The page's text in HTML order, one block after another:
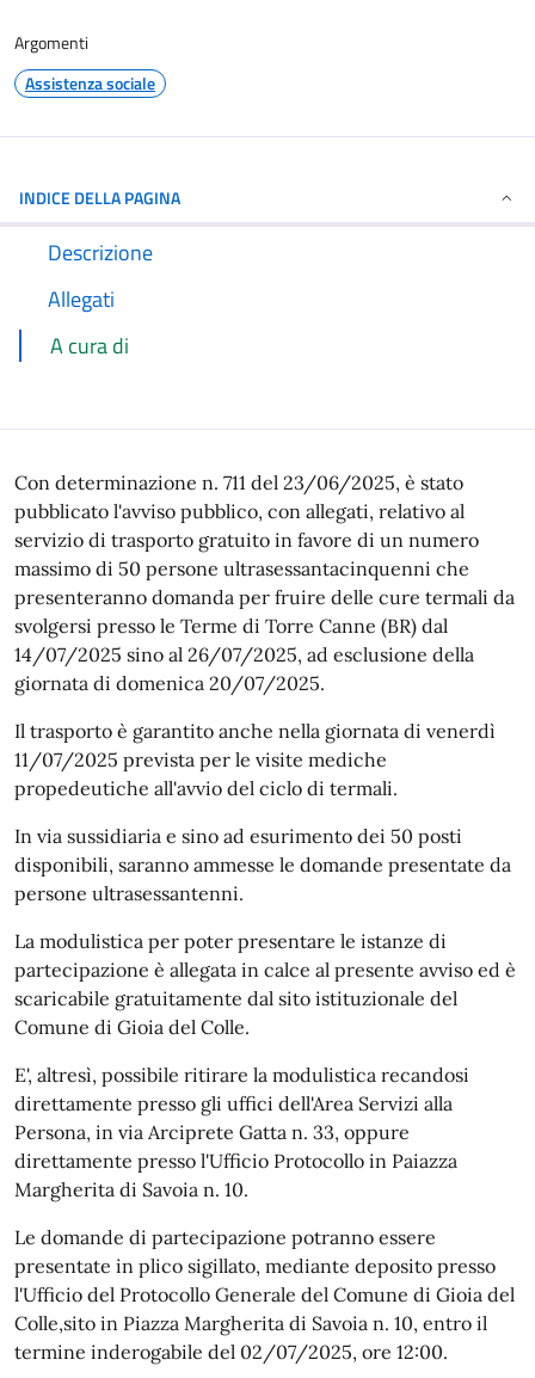
Argomenti
Assistenza sociale
INDICE DELLA PAGINA
Descrizione
Allegati
A cura di
Con determinazione n. 711 del 23/06/2025, è stato
pubblicato l'avviso pubblico, con allegati, relativo al
servizio di trasporto gratuito in favore di un numero
massimo di 50 persone ultrasessantacinquenni che
presenteranno domanda per fruire delle cure termali da
svolgersi presso le Terme di Torre Canne (BR) dal
14/07/2025 sino al 26/07/2025, ad esclusione della
giornata di domenica 20/07/2025.
Il trasporto è garantito anche nella giornata di venerdì
11/07/2025 prevista per le visite mediche
propedeutiche all'avvio del ciclo di termali.
In via sussidiaria e sino ad esurimento dei 50 posti
disponibili, saranno ammesse le domande presentate da
persone ultrasessantenni.
La modulistica per poter presentare le istanze di
partecipazione è allegata in calce al presente avviso ed è
scaricabile gratuitamente dal sito istituzionale del
Comune di Gioia del Colle.
E', altresì, possibile ritirare la modulistica recandosi
direttamente presso gli uffici dell'Area Servizi alla
Persona, in via Arciprete Gatta n. 33, oppure
direttamente presso l'Ufficio Protocollo in Paiazza
Margherita di Savoia n. 10.
Le domande di partecipazione potranno essere
presentate in plico sigillato, mediante deposito presso
l'Ufficio del Protocollo Generale del Comune di Gioia del
Colle,sito in Piazza Margherita di Savoia n. 10, entro il
termine inderogabile del 02/07/2025, ore 12:00.